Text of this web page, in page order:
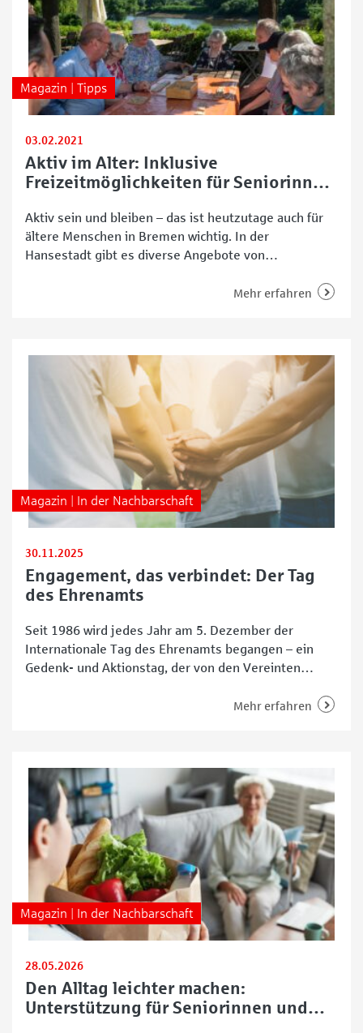
Magazin | Tipps
03.02.2021
Aktiv im Alter: Inklusive
Freizeitmöglichkeiten für Seniorinnen
Aktiv sein und bleiben – das ist heutzutage auch für
ältere Menschen in Bremen wichtig. In der
Hansestadt gibt es diverse Angebote von
sich speziell an Seniorinnen und Senioren,Mehr erfahren
Magazin | In der Nachbarschaft
30.11.2025
Engagement, das verbindet: Der Tag
des Ehrenamts
Seit 1986 wird jedes Jahr am 5. Dezember der
Internationale Tag des Ehrenamts begangen – ein
Gedenk- und Aktionstag, der von den Vereinten
freiwillige Engagement von Menschen weltweit
Mehr erfahren
Magazin | In der Nachbarschaft
28.05.2026
Den Alltag leichter machen:
Unterstützung für Seniorinnen und